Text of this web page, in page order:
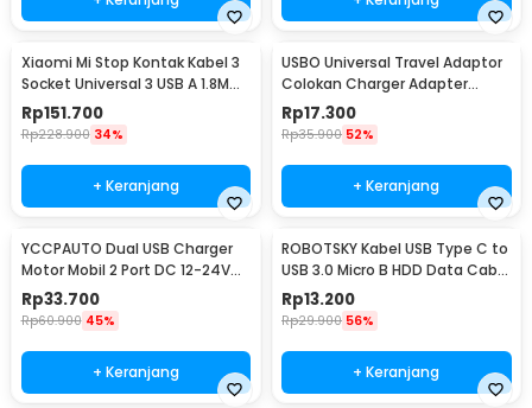
Xiaomi Mi Stop Kontak Kabel 3
Socket Universal 3 USB A 1.8M
250V 2500W - XMCXB01QMN
(ORIGINAL)
Rp151.700
Rp228.900 34%
+ Keranjang
USBO Universal Travel Adaptor
Colokan Charger Adapter
1000W - 931L
Rp17.300
Rp35.900 52%
+ Keranjang
YCCPAUTO Dual USB Charger
Motor Mobil 2 Port DC 12-24V
3.1A 1 PCS - CJ-L040
Rp33.700
Rp60.900 45%
+ Keranjang
ROBOTSKY Kabel USB Type C to
USB 3.0 Micro B HDD Data Cable
1M - SGC10
Rp13.200
Rp29.900 56%
+ Keranjang